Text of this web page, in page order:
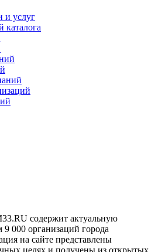
и услуг
каталога
содержит актуальную
000 организаций города
на сайте представлены
целях и получены из открытых